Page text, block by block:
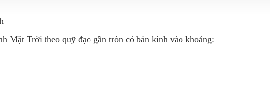
Mặt Trời theo quỹ đạo gần tròn có bán kính vào khoảng: